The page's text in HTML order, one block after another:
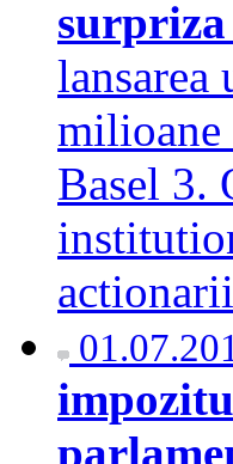
Basel 3.